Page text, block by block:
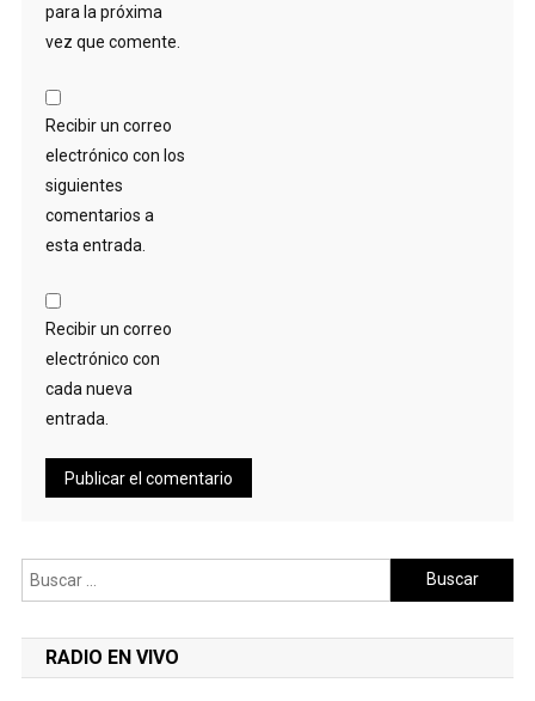
para la próxima
vez que comente.
Recibir un correo
electrónico con los
siguientes
comentarios a
esta entrada.
Recibir un correo
electrónico con
cada nueva
entrada.
Buscar:
RADIO EN VIVO